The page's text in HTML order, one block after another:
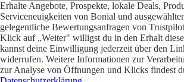
Erhalte Angebote, Prospekte, lokale Deals,
Serviceneuigkeiten von Bonial und
gelegentliche Bewertungsanfragen von
Klick auf „Weiter" willigst du in den Erhalt
kannst deine Einwilligung jederzeit über den
widerrufen. Weitere Informationen zur
zur Analyse von Öffnungen und Klicks findest